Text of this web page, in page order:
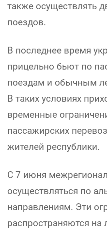
также осуществлять
поездов.
В последнее время
прицельно бьют по
поездам и обычным
В таких условиях
временные
пассажирских
жителей республики.
С 7 июня
осуществляться по
направлениям. Эти
распространяются на